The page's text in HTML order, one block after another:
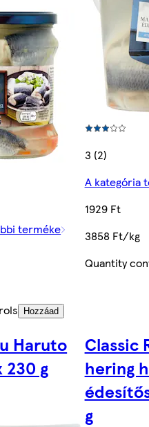
terméke
Hozzáad
3 (2)
A kategória
1929 Ft
3858 Ft/kg
Quantity
Haruto
230 g
Classic
hering
g